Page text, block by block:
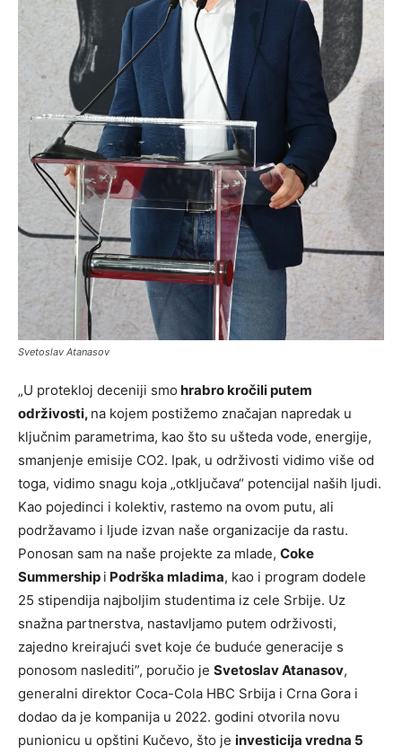
Svetoslav Atanasov
„U protekloj deceniji smo hrabro kročili putem
održivosti, na kojem postižemo značajan napredak u
ključnim parametrima, kao što su ušteda vode, energije,
smanjenje emisije CO2. Ipak, u održivosti vidimo više od
toga, vidimo snagu koja „otključava“ potencijal naših ljudi.
Kao pojedinci i kolektiv, rastemo na ovom putu, ali
podržavamo i ljude izvan naše organizacije da rastu.
Ponosan sam na naše projekte za mlade, Coke
Summership i Podrška mladima, kao i program dodele
25 stipendija najboljim studentima iz cele Srbije. Uz
snažna partnerstva, nastavljamo putem održivosti,
zajedno kreirajući svet koje će buduće generacije s
ponosom naslediti”, poručio je Svetoslav Atanasov,
generalni direktor Coca-Cola HBC Srbija i Crna Gora i
dodao da je kompanija u 2022. godini otvorila novu
punionicu u opštini Kučevo, što je investicija vredna 5